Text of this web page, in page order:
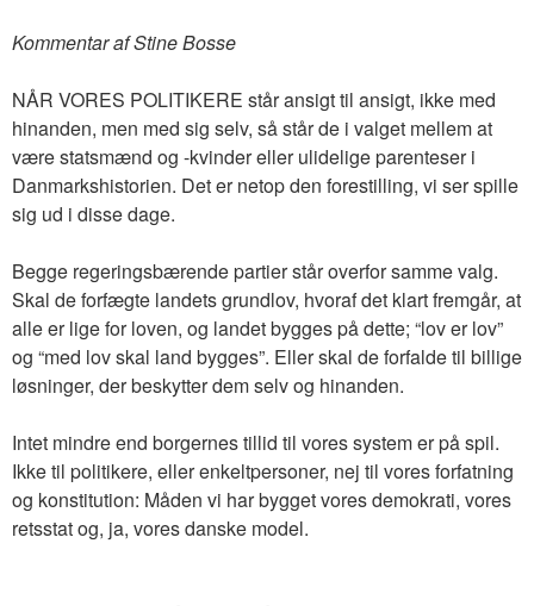
Kommentar af Stine Bosse
NÅR VORES POLITIKERE står ansigt til ansigt, ikke med
hinanden, men med sig selv, så står de i valget mellem at
være statsmænd og -kvinder eller ulidelige parenteser i
Danmarkshistorien. Det er netop den forestilling, vi ser spille
sig ud i disse dage.
Begge regeringsbærende partier står overfor samme valg.
Skal de forfægte landets grundlov, hvoraf det klart fremgår, at
alle er lige for loven, og landet bygges på dette; “lov er lov”
og “med lov skal land bygges”. Eller skal de forfalde til billige
løsninger, der beskytter dem selv og hinanden.
Intet mindre end borgernes tillid til vores system er på spil.
Ikke til politikere, eller enkeltpersoner, nej til vores forfatning
og konstitution: Måden vi har bygget vores demokrati, vores
retsstat og, ja, vores danske model.